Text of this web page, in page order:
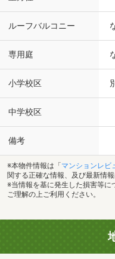
ルーフバルコニー
専用庭
小学校区
中学校区
備考
※本物件情報は「 マンションレビ
関する正確な情報、及び最新情
※当情報を基に発生した損害等に
ご理解の上ご利用ください。